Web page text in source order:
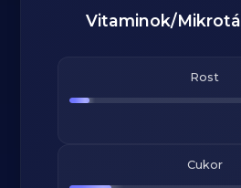
Vitaminok/
Rost
Cukor